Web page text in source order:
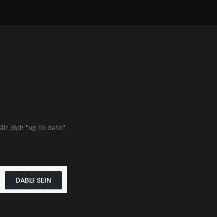
dich "up to date".
DABEI SEIN